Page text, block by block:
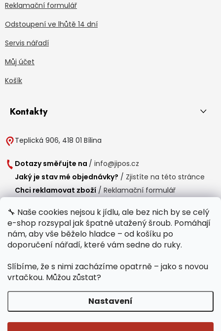
🔧 Naše cookies nejsou k jídlu, ale bez nich by se celý
e-shop rozsypal jak špatně utažený šroub. Pomáhají
nám, aby vše běželo hladce – od košíku po
doporučení nářadí, které vám sedne do ruky.
Slíbíme, že s nimi zacházíme opatrně – jako s novou
vrtačkou. Můžou zůstat?
Nastavení
Reklamační formulář
Odstoupení ve lhůtě 14 dní
Servis nářadí
Můj účet
Košík
Kontakty
Teplická 906, 418 01 Bílina
Dotazy směřujte na / info@jipos.cz
Jaký je stav mé objednávky? / Zjistíte na této stránce
Chci reklamovat zboží / Reklamační formulář
Provozní doba
Po-Čt /
8:00 - 15:00
Polední přestávka /11:00 - 11:30
Copyright 2026Jipos.cz. Všechna práva vyhrazena.Upravit nastavení
cookies